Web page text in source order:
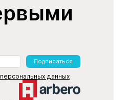
Подписаться
персональных данных